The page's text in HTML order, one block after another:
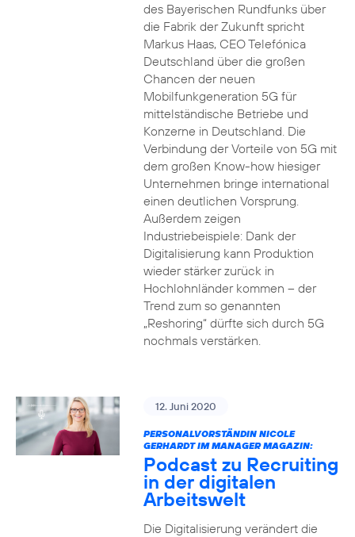
des Bayerischen Rundfunks über
die Fabrik der Zukunft spricht
Markus Haas, CEO Telefónica
Deutschland über die großen
Chancen der neuen
Mobilfunkgeneration 5G für
mittelständische Betriebe und
Konzerne in Deutschland. Die
Verbindung der Vorteile von 5G mit
dem großen Know-how hiesiger
Unternehmen bringe international
einen deutlichen Vorsprung.
Außerdem zeigen
Industriebeispiele: Dank der
Digitalisierung kann Produktion
wieder stärker zurück in
Hochlohnländer kommen – der
Trend zum so genannten
„Reshoring“ dürfte sich durch 5G
nochmals verstärken.
12. Juni 2020
PERSONALVORSTÄNDIN NICOLE
GERHARDT IM MANAGER MAGAZIN:
Podcast zu Recruiting
in der digitalen
Arbeitswelt
Die Digitalisierung verändert die